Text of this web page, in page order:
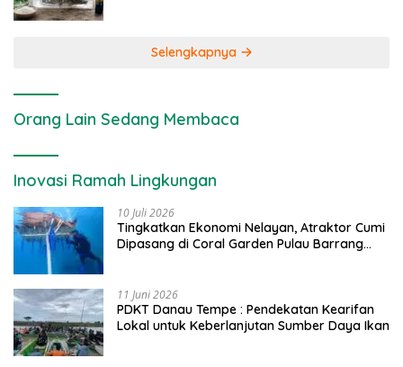
Selengkapnya
Orang Lain Sedang Membaca
Inovasi Ramah Lingkungan
10 Juli 2026
Tingkatkan Ekonomi Nelayan, Atraktor Cumi
Dipasang di Coral Garden Pulau Barrang
11 Juni 2026
PDKT Danau Tempe : Pendekatan Kearifan
Lokal untuk Keberlanjutan Sumber Daya Ikan